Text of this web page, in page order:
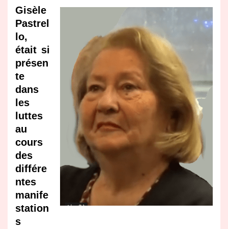
Gisèle
Pastrel
lo,
était si
présen
te
dans
les
luttes
au
cours
des
différe
ntes
manife
station
s